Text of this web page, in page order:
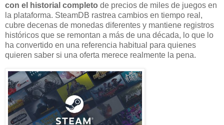
con el historial completo de precios de miles de juegos en
la plataforma. SteamDB rastrea cambios en tiempo real,
cubre decenas de monedas diferentes y mantiene registros
históricos que se remontan a más de una década, lo que lo
ha convertido en una referencia habitual para quienes
quieren saber si una oferta merece realmente la pena.